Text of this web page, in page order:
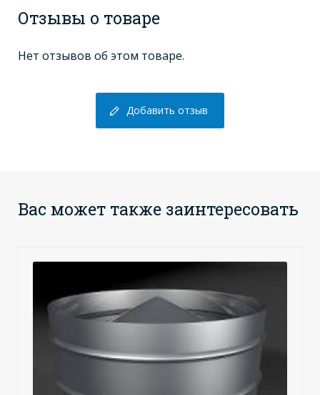
Отзывы о товаре
Нет отзывов об этом товаре.
Добавить отзыв
Вас может также заинтересовать